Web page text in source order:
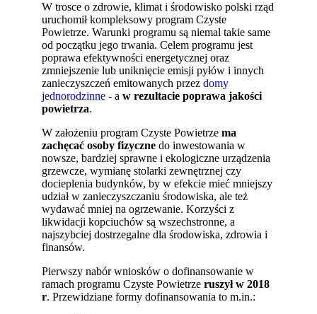
W trosce o zdrowie, klimat i środowisko polski rząd
uruchomił kompleksowy program Czyste
Powietrze. Warunki programu są niemal takie same
od początku jego trwania. Celem programu jest
poprawa efektywności energetycznej oraz
zmniejszenie lub uniknięcie emisji pyłów i innych
zanieczyszczeń emitowanych przezdomy
jednorodzinne - a w rezultacie poprawa jakości
powietrza.
W założeniu program Czyste Powietrzema
zachęcać osoby fizyczne do inwestowania w
nowsze, bardziej sprawne i ekologiczne urządzenia
grzewcze, wymianę stolarki zewnętrznej czy
docieplenia budynków, by w efekcie mieć mniejszy
udział w zanieczyszczaniu środowiska, ale też
wydawać mniej na ogrzewanie. Korzyści z
likwidacji kopciuchów są wszechstronne, a
najszybciej dostrzegalne dla środowiska, zdrowia i
finansów.
Pierwszy nabór wniosków o dofinansowanie w
ramach programu Czyste Powietrzeruszył w 2018
r. Przewidziane formy dofinansowania to m.in.: